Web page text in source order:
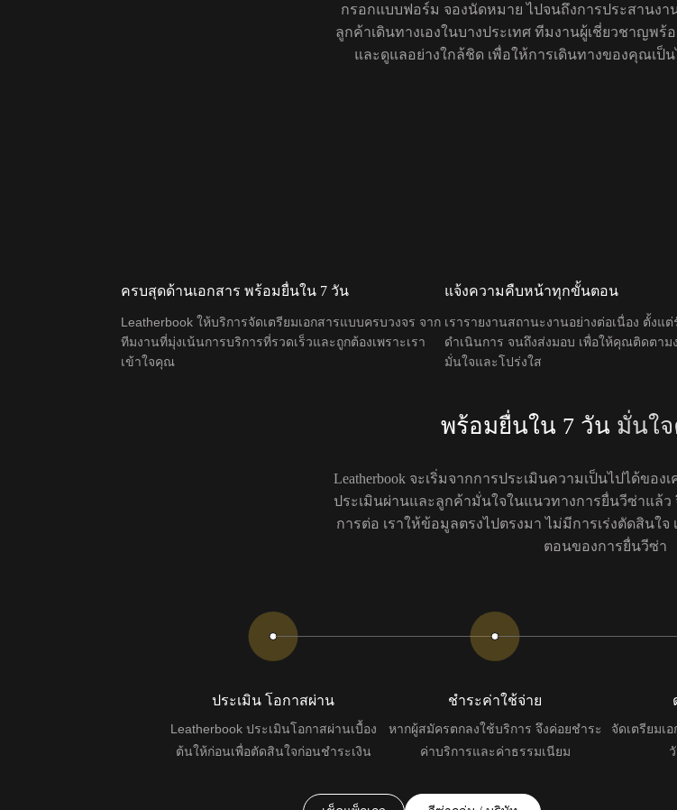
กรอกแบบฟอร์ม จองนัดหมาย ไปจนถึงการประสานงา
ลูกค้าเดินทางเองในบางประเทศ ทีมงานผู้เชี่ยวชาญพ
และดูแลอย่างใกล้ชิด เพื่อให้การเดินทางของคุณเป็
ครบสุดด้านเอกสาร พร้อมยื่นใน 7 วัน
Leatherbook ให้บริการจัดเตรียมเอกสารแบบครบวงจร จาก
ทีมงานที่มุ่งเน้นการบริการที่รวดเร็วและถูกต้องเพราะเรา
เข้าใจคุณ
แจ้งความคืบหน้าทุกขั้นตอน
เรารายงานสถานะงานอย่างต่อเนื่อง ตั้งแต่
ดำเนินการ จนถึงส่งมอบ เพื่อให้คุณติดตาม
มั่นใจและโปร่งใส
พร้อมยื่นใน 7 วัน มั่นใ
Leatherbook จะเริ่มจากการประเมินความเป็นไปได้ขอ
ประเมินผ่านและลูกค้ามั่นใจในแนวทางการยื่นวีซ่าแล้ว
การต่อ เราให้ข้อมูลตรงไปตรงมา ไม่มีการเร่งตัดสินใ
ตอนของการยื่นวีซ่า
ประเมิน โอกาสผ่าน
Leatherbook ประเมินโอกาสผ่านเบื้อง
ต้นให้ก่อนเพื่อตัดสินใจก่อนชำระเงิน
ชำระค่าใช้จ่าย
หากผู้สมัครตกลงใช้บริการ จึงค่อยชำระ
ค่าบริการและค่าธรรมเนียม
จัดเตรียมเ